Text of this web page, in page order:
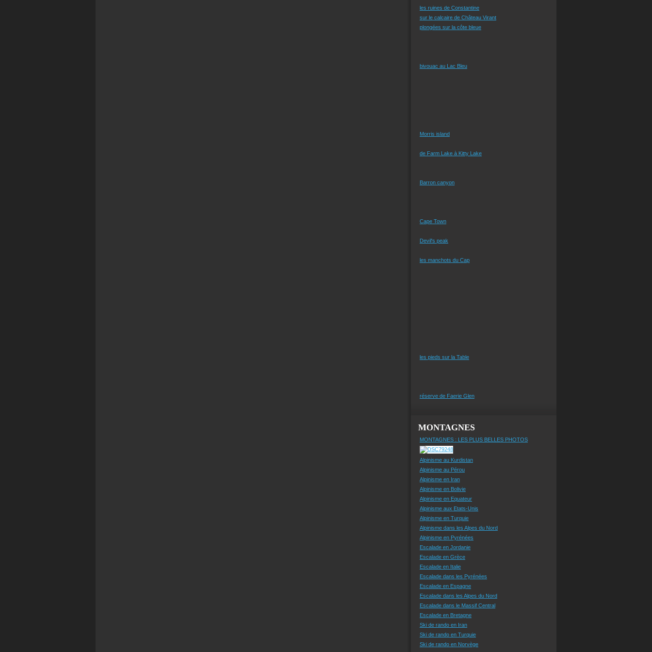
les ruines de Constantine
sur le calcaire de Château Virant
plongées sur la côte bleue
bivouac au Lac Bleu
Morris island
de Farm Lake à Kitty Lake
Barron canyon
Cape Town
Devil's peak
les manchots du Cap
les pieds sur la Table
réserve de Faerie Glen
MONTAGNES
MONTAGNES : LES PLUS BELLES PHOTOS
Alpinisme au Kurdistan
Alpinisme au Pérou
Alpinisme en Iran
Alpinisme en Bolivie
Alpinisme en Equateur
Alpinisme aux Etats-Unis
Alpinisme en Turquie
Alpinisme dans les Alpes du Nord
Alpinisme en Pyrénées
Escalade en Jordanie
Escalade en Grèce
Escalade en Italie
Escalade dans les Pyrénées
Escalade en Espagne
Escalade dans les Alpes du Nord
Escalade dans le Massif Central
Escalade en Bretagne
Ski de rando en Iran
Ski de rando en Turquie
Ski de rando en Norvège